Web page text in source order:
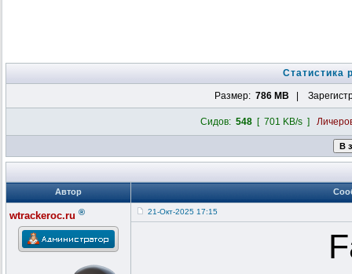
Статистика
Размер: 786 MB |
Сидов: 548[ 701 KB/s ]
Автор
wtrackeroc.ru ® 21-Окт-2025 17:15